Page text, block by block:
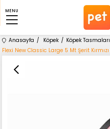
MENU
Anasayfa Köpek Köpek Tasmaları
Flexi New Classic Large 5 Mt Şerit Kırmızı